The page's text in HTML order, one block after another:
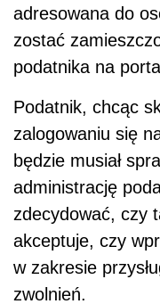
adresowana do
zostać
podatnika na
Podatnik, chcąc
zalogowaniu się
będzie musiał
administrację
zdecydować, czy
akceptuje, czy
w zakresie
zwolnień.